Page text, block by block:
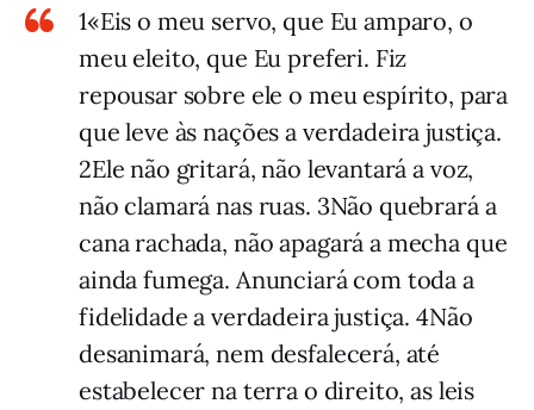
1«Eis o meu servo, que Eu amparo, o
meu eleito, que Eu preferi. Fiz
repousar sobre ele o meu es­pírito, para
que leve às nações a verdadeira justiça.
2Ele não gritará, não levantará a voz,
não clamará nas ruas. 3Não quebrará a
cana rachada, não apagará a mecha que
ainda fumega. Anunciará com toda a
fidelidade a verdadeira justiça. 4Não
desanimará, nem desfalecerá, até
estabelecer na terra o direito, as leis